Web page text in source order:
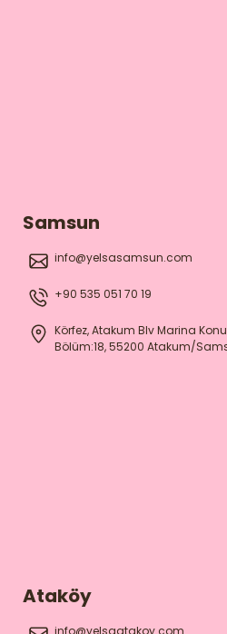
Samsun
info@yelsasamsun.com
+90 535 051 70 19
Körfez, Atakum Blv Marina
Bölüm:18, 55200 Atakum/
Ataköy
info@yelsaatakoy.com